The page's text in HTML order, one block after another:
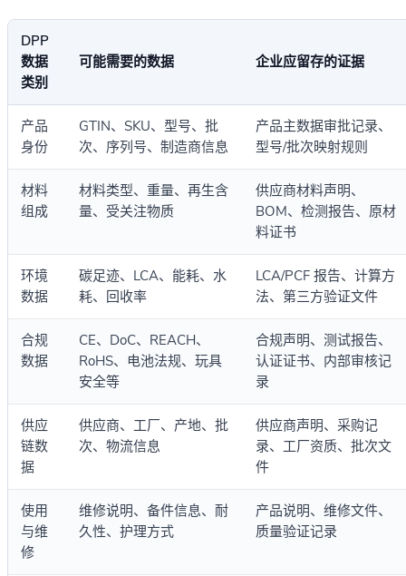
DPP
数据
类别
可能需要的数据 企业应留存的证据
产品
身份
GTIN、SKU、型号、批
次、序列号、制造商信息
产品主数据审批记录、
型号/批次映射规则
材料
组成
材料类型、重量、再生含
量、受关注物质
供应商材料声明、
BOM、检测报告、原材
料证书
环境
数据
碳足迹、LCA、能耗、水
耗、回收率
LCA/PCF 报告、计算方
法、第三方验证文件
合规
数据
CE、DoC、REACH、
RoHS、电池法规、玩具
安全等
合规声明、测试报告、
认证证书、内部审核记
录
供应
链数
据
供应商、工厂、产地、批
次、物流信息
供应商声明、采购记
录、工厂资质、批次文
件
使用
与维
修
维修说明、备件信息、耐
久性、护理方式
产品说明、维修文件、
质量验证记录